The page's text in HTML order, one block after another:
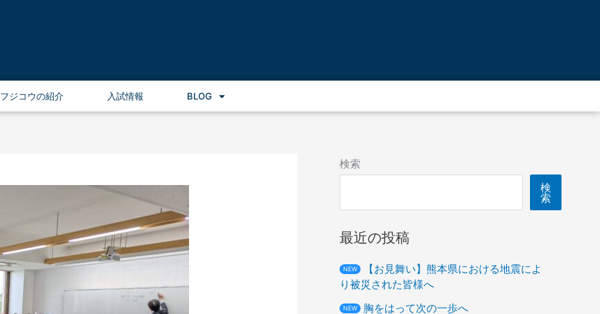
フジコウの紹介 入試情報 BLOG
検索
検
索
最近の投稿
NEW
【お見舞い】熊本県における地震によ
り被災された皆様へ
NEW 胸をはって次の一歩へ